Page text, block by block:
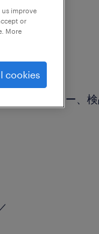
オペレーター、
improve
or
More
cookies